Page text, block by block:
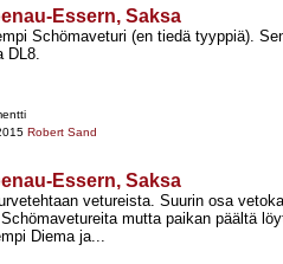
Essern, Saksa
Schömaveturi (en tiedä tyyppiä).
DL8.
Robert Sand
Essern, Saksa
vetureista. Suurin osa
mutta paikan päältä
Diema ja...